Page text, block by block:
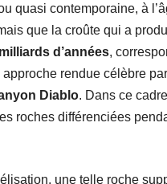
quasi contemporaine, à
que la croûte qui a
d’années,
rendue célèbre
Diablo. Dans ce
roches différenciées
une telle roche